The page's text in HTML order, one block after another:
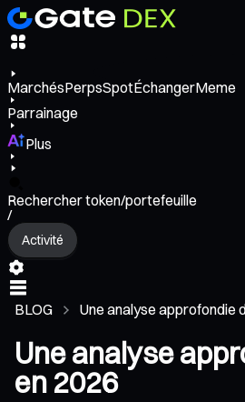
MarchésPerpsSpotÉchangerMeme
Parrainage
Plus
Rechercher token/portefeuille
/
Activité
BLOG Une analyse approfondie
Une analyse
en 2026